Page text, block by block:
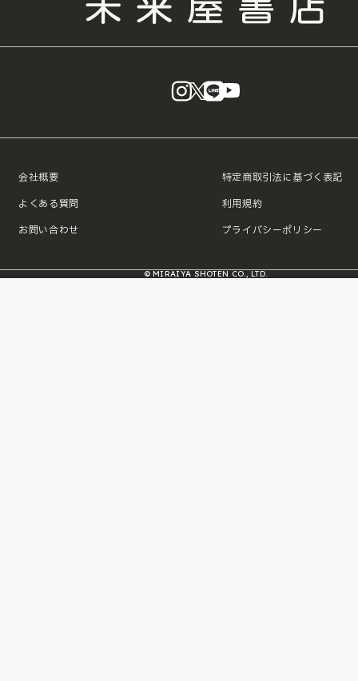
instagram
X LINE
会社概要
よくある質問
お問い合わせ
特定商取引法に基づく表記
利用規約
プライバシーポリシー
© MIRAIYA SHOTEN CO., LTD.